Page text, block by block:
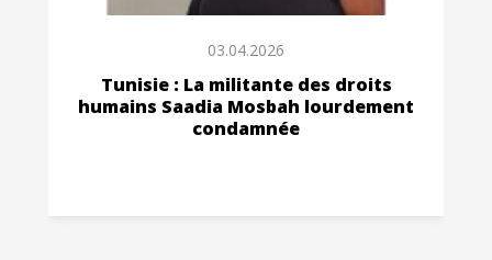
03.04.2026
Tunisie : La militante des droits
humains Saadia Mosbah lourdement
condamnée